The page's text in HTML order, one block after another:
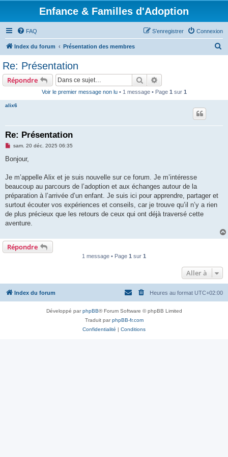
Enfance & Familles d'Adoption
FAQ Connexion
S’enregistrer
Index du forum Présentation des membres
Re: Présentation
Répondre Rechercher
Voir le premier message non lu• 1 message • Page 1 sur 1
alix6
Re: Présentation
M
s
g
n
o
l
u
sam. 20 déc. 2025 06:35
Bonjour,
Je m’appelle Alix et je suis nouvelle sur ce forum. Je m’intéresse
beaucoup au parcours de l’adoption et aux échanges autour de la
préparation à l’arrivée d’un enfant. Je suis ici pour apprendre, partager et
surtout écouter vos expériences et conseils, car je trouve qu’il n’y a rien
de plus précieux que les retours de ceux qui ont déjà traversé cette
aventure.
Répondre
1 message • Page 1 sur 1
Aller à
Index du forum Heures au format UTC+02:00
Développé parphpBB® Forum Software © phpBB Limited
Traduit parphpBB-fr.com
Confidentialité | Conditions